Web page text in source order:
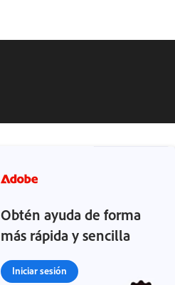
Obtén ayuda de forma
más rápida y sencilla
Iniciar sesión